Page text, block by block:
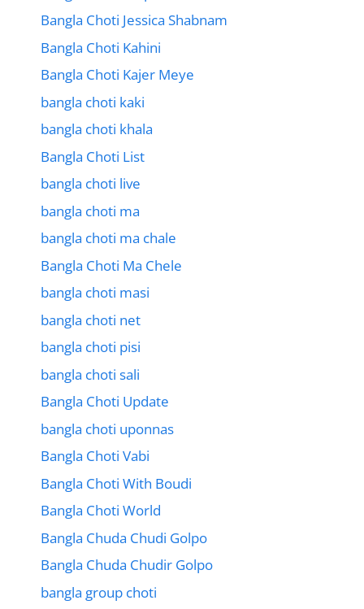
Bangla Choti Jessica Shabnam
Bangla Choti Kahini
Bangla Choti Kajer Meye
bangla choti kaki
bangla choti khala
Bangla Choti List
bangla choti live
bangla choti ma
bangla choti ma chale
Bangla Choti Ma Chele
bangla choti masi
bangla choti net
bangla choti pisi
bangla choti sali
Bangla Choti Update
bangla choti uponnas
Bangla Choti Vabi
Bangla Choti With Boudi
Bangla Choti World
Bangla Chuda Chudi Golpo
Bangla Chuda Chudir Golpo
bangla group choti